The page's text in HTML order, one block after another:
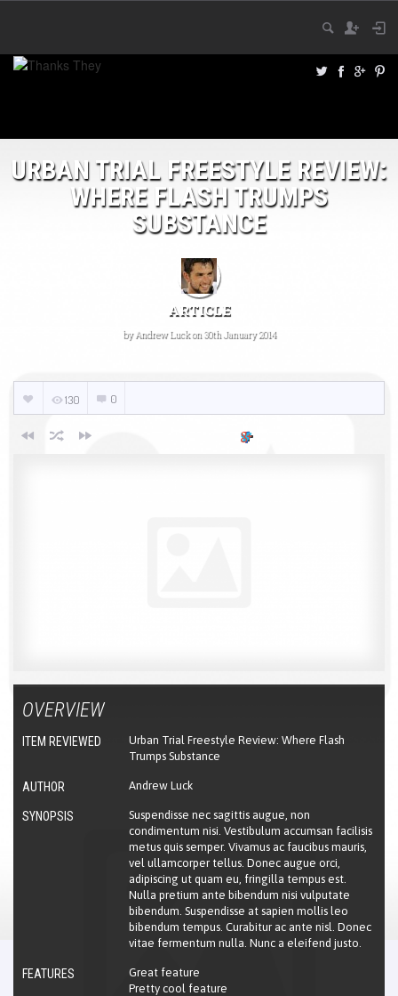
URBAN TRIAL FREESTYLE REVIEW:
WHERE FLASH TRUMPS
SUBSTANCE
ARTICLE
by Andrew Luckon 30th January 2014
130 0
OVERVIEW
ITEM REVIEWED
Urban Trial Freestyle Review: Where Flash
Trumps Substance
AUTHOR Andrew Luck
SYNOPSIS
Suspendisse nec sagittis augue, non
condimentum nisi. Vestibulum accumsan facilisis
metus quis semper. Vivamus ac faucibus mauris,
vel ullamcorper tellus. Donec augue orci,
adipiscing ut quam eu, fringilla tempus est.
Nulla pretium ante bibendum nisi vulputate
bibendum. Suspendisse at sapien mollis leo
bibendum tempus. Curabitur ac ante nisl. Donec
vitae fermentum nulla. Nunc a eleifend justo.
FEATURES
Great feature
Pretty cool feature